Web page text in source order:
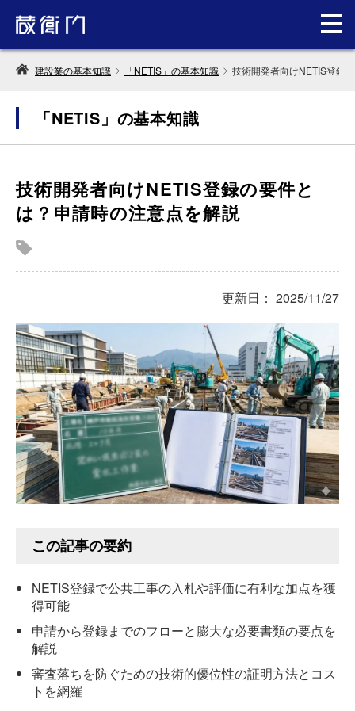
建設業の基本知識 「NETIS」の基本知識 技術開発者向けNETIS登録
「NETIS」の基本知識
技術開発者向けNETIS登録の要件と
は？申請時の注意点を解説
更新日： 2025/11/27
この記事の要約
NETIS登録で公共工事の入札や評価に有利な加点を獲
得可能
申請から登録までのフローと膨大な必要書類の要点を
解説
審査落ちを防ぐための技術的優位性の証明方法とコス
トを網羅